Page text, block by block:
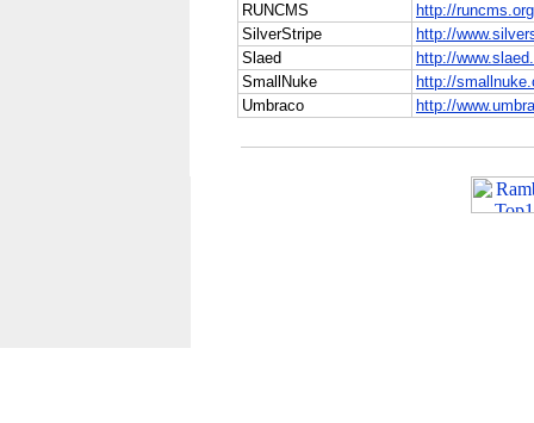
RUNCMS
http://runcms.org
SilverStripe
http://
Slaed
http://
SmallNuke
http://
Umbraco
http://